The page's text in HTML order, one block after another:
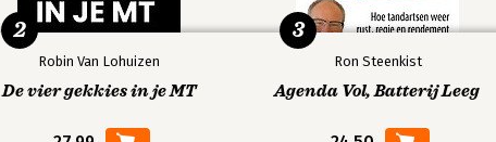
Robin Van Lohuizen
De vier gekkies in je MT
2
Ron Steenkist
Agenda Vol, Batterij Leeg
3